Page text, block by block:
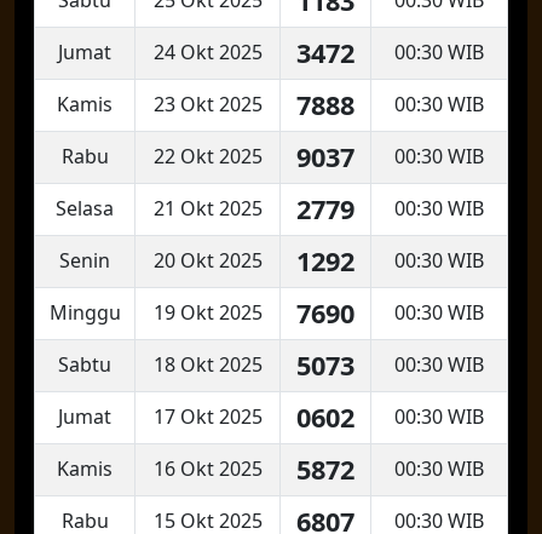
Jumat
24 Okt 2025 3472
00:30 WIB
Kamis
23 Okt 2025 7888
00:30 WIB
Rabu
22 Okt 2025 9037
00:30 WIB
Selasa
21 Okt 2025 2779
00:30 WIB
Senin
20 Okt 2025 1292
00:30 WIB
Minggu
19 Okt 2025 7690
00:30 WIB
Sabtu
18 Okt 2025 5073
00:30 WIB
Jumat
17 Okt 2025 0602
00:30 WIB
Kamis
16 Okt 2025 5872
00:30 WIB
Rabu
15 Okt 2025 6807
00:30 WIB